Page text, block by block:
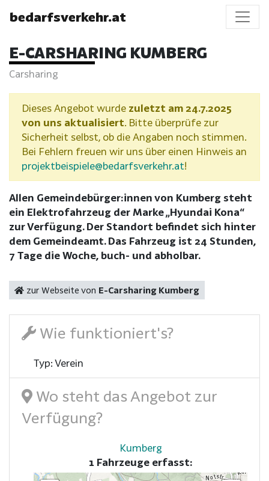
bedarfsverkehr.at
E-CARSHARING KUMBERG
Carsharing
Dieses Angebot wurde zuletzt am 24.7.2025
von uns aktualisiert. Bitte überprüfe zur
Sicherheit selbst, ob die Angaben noch stimmen.
Bei Fehlern freuen wir uns über einen Hinweis an
projektbeispiele@bedarfsverkehr.at!
Allen Gemeindebürger:innen von Kumberg steht
ein Elektrofahrzeug der Marke „Hyundai Kona“
zur Verfügung. Der Standort befindet sich hinter
dem Gemeindeamt. Das Fahrzeug ist 24 Stunden,
7 Tage die Woche, buch- und abholbar.
zur Webseite von E-Carsharing Kumberg
Wie funktioniert's?
Typ: Verein
Wo steht das Angebot zur
Verfügung?
Kumberg
1 Fahrzeuge erfasst: